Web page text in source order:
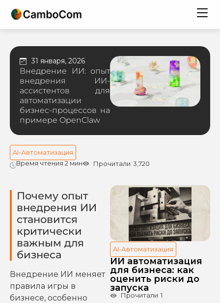
31 января, 2026
Внедрение ИИ: опыт
внедрения ИИ-
ассистентов для
автоматизации
бизнес-процессов на
примере OpenClaw
Время чтения 2 мин Прочитали 3,720
AI-Автоматизация
Почему опыт
внедрения ИИ
становится
критически
важным для
бизнеса
Внедрение ИИ меняет
правила игры в
бизнесе, особенно
AI-Автоматизация
ИИ автоматизация
для бизнеса: как
оценить риски до
запуска
Прочитали 1